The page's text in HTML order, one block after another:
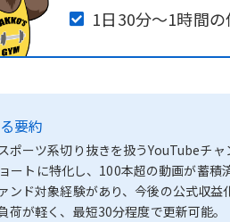
1日30分〜1時間
要約
ポーツ系切り抜きを扱うYouTubeチャ
ートに特化し、100本超の動画が蓄積
ンド対象経験があり、今後の公式収益
荷が軽く、最短30分程度で更新可能。